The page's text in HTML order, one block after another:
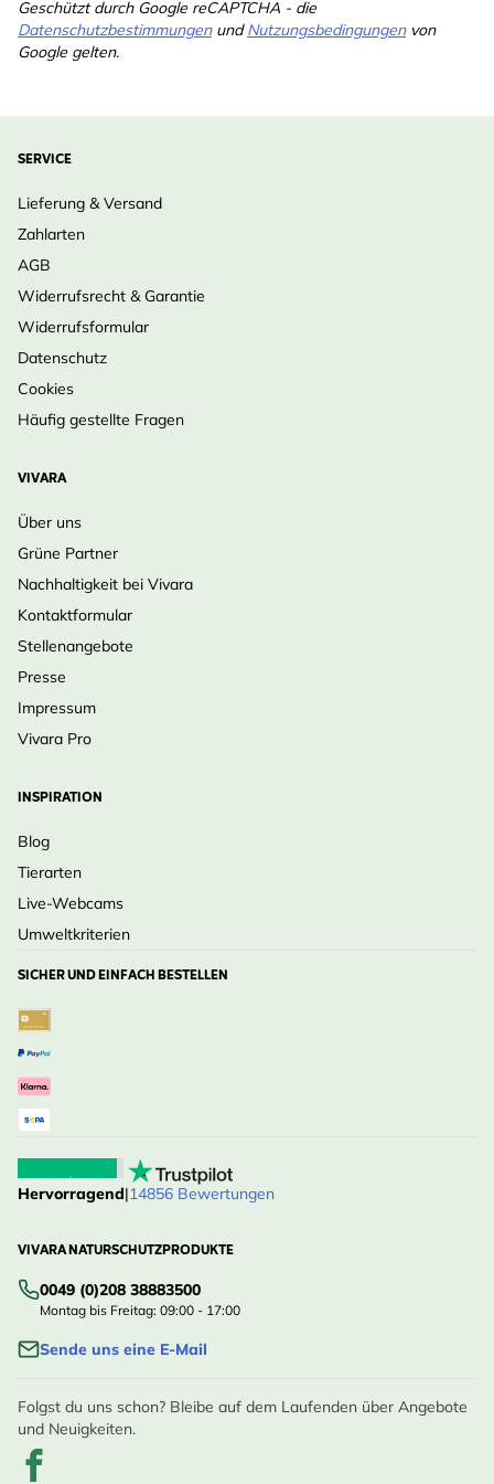
stickstoffgefüllt Ja
Geschützt durch Google reCAPTCHA - die
DatenschutzbestimmungenundNutzungsbedingungenvon
Google gelten.
SERVICE
Lieferung & Versand
Zahlarten
AGB
Widerrufsrecht & Garantie
Widerrufsformular
Datenschutz
Cookies
Häufig gestellte Fragen
VIVARA
Über uns
Grüne Partner
Nachhaltigkeit bei Vivara
Kontaktformular
Stellenangebote
Presse
Impressum
Vivara Pro
INSPIRATION
Blog
Tierarten
Live-Webcams
Umweltkriterien
SICHER UND EINFACH BESTELLEN
Hervorragend|14856 Bewertungen
VIVARA NATURSCHUTZPRODUKTE
0049 (0)208 38883500
Montag bis Freitag: 09:00 - 17:00
Sende uns eine E-Mail
Folgst du uns schon? Bleibe auf dem Laufenden über Angebote
und Neuigkeiten.